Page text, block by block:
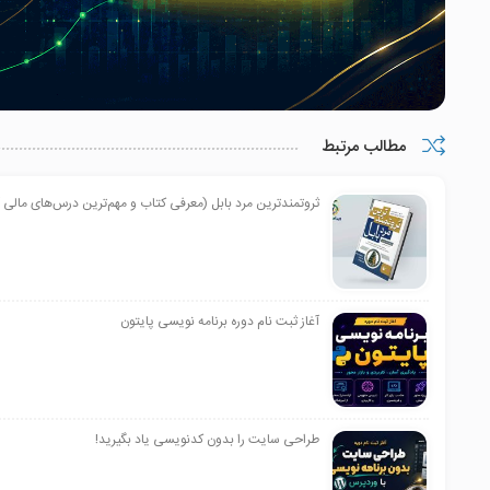
مطالب مرتبط
ثروتمندترین مرد بابل (معرفی کتاب و مهم‌ترین درس‌های
آغاز ثبت نام دوره برنامه نویسی پایتون
طراحی سایت را بدون کدنویسی یاد بگیرید!